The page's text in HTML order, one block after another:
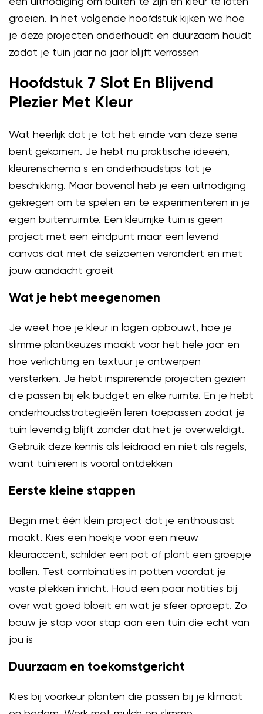
groeien. In het volgende hoofdstuk kijken we hoe
je deze projecten onderhoudt en duurzaam houdt
zodat je tuin jaar na jaar blijft verrassen
Hoofdstuk 7 Slot En Blijvend
Plezier Met Kleur
Wat heerlijk dat je tot het einde van deze serie
bent gekomen. Je hebt nu praktische ideeën,
kleurenschema s en onderhoudstips tot je
beschikking. Maar bovenal heb je een uitnodiging
gekregen om te spelen en te experimenteren in je
eigen buitenruimte. Een kleurrijke tuin is geen
project met een eindpunt maar een levend
canvas dat met de seizoenen verandert en met
jouw aandacht groeit
Wat je hebt meegenomen
Je weet hoe je kleur in lagen opbouwt, hoe je
slimme plantkeuzes maakt voor het hele jaar en
hoe verlichting en textuur je ontwerpen
versterken. Je hebt inspirerende projecten gezien
die passen bij elk budget en elke ruimte. En je hebt
onderhoudsstrategieën leren toepassen zodat je
tuin levendig blijft zonder dat het je overweldigt.
Gebruik deze kennis als leidraad en niet als regels,
want tuinieren is vooral ontdekken
Eerste kleine stappen
Begin met één klein project dat je enthousiast
maakt. Kies een hoekje voor een nieuw
kleuraccent, schilder een pot of plant een groepje
bollen. Test combinaties in potten voordat je
vaste plekken inricht. Houd een paar notities bij
over wat goed bloeit en wat je sfeer oproept. Zo
bouw je stap voor stap aan een tuin die echt van
jou is
Duurzaam en toekomstgericht
Kies bij voorkeur planten die passen bij je klimaat